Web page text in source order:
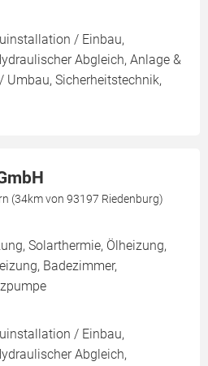
/ Einbau,
Abgleich, Anlage &
Umbau, Sicherheitstechnik,
(34km von 93197 Riedenburg)
Solarthermie, Ölheizung,
Badezimmer,
/ Einbau,
Abgleich,